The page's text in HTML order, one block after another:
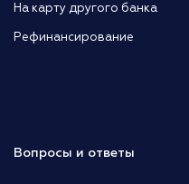
На карту другого банка
Рефинансирование
Вопросы и ответы